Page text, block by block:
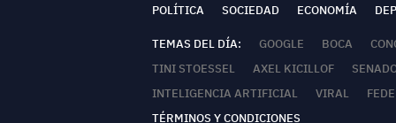
POLÍTICA SOCIEDAD ECONOMÍA
TEMAS DEL DÍA: GOOGLE BOCA
TINI STOESSEL
AXEL KICILLOF
INTELIGENCIA ARTIFICIAL
VIRAL
TÉRMINOS Y CONDICIONES